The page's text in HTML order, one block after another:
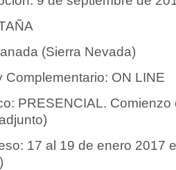
(Sierra Nevada)
Complementario: ON LINE
PRESENCIAL. Comienzo
17 al 19 de enero 2017